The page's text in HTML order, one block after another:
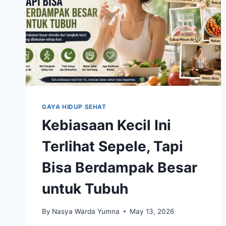
GAYA HIDUP SEHAT
Kebiasaan Kecil Ini
Terlihat Sepele, Tapi
Bisa Berdampak Besar
untuk Tubuh
By Nasya Warda Yumna May 13, 2026